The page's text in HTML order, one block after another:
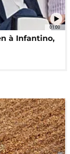
01:00
à Infantino,